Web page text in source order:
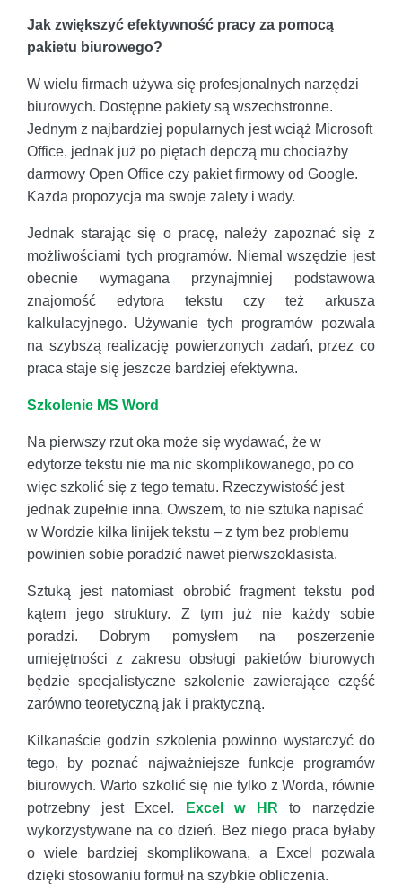
Jak zwiększyć efektywność pracy za pomocą
pakietu biurowego?
W wielu firmach używa się profesjonalnych narzędzi
biurowych. Dostępne pakiety są wszechstronne.
Jednym z najbardziej popularnych jest wciąż Microsoft
Office, jednak już po piętach depczą mu chociażby
darmowy Open Office czy pakiet firmowy od Google.
Każda propozycja ma swoje zalety i wady.
Jednak starając się o pracę, należy zapoznać się z
możliwościami tych programów. Niemal wszędzie jest
obecnie wymagana przynajmniej podstawowa
znajomość edytora tekstu czy też arkusza
kalkulacyjnego. Używanie tych programów pozwala
na szybszą realizację powierzonych zadań, przez co
praca staje się jeszcze bardziej efektywna.
Szkolenie MS Word
Na pierwszy rzut oka może się wydawać, że w
edytorze tekstu nie ma nic skomplikowanego, po co
więc szkolić się z tego tematu. Rzeczywistość jest
jednak zupełnie inna. Owszem, to nie sztuka napisać
w Wordzie kilka linijek tekstu – z tym bez problemu
powinien sobie poradzić nawet pierwszoklasista.
Sztuką jest natomiast obrobić fragment tekstu pod
kątem jego struktury. Z tym już nie każdy sobie
poradzi. Dobrym pomysłem na poszerzenie
umiejętności z zakresu obsługi pakietów biurowych
będzie specjalistyczne szkolenie zawierające część
zarówno teoretyczną jak i praktyczną.
Kilkanaście godzin szkolenia powinno wystarczyć do
tego, by poznać najważniejsze funkcje programów
biurowych. Warto szkolić się nie tylko z Worda, równie
potrzebny jest Excel.
Excel w HR to narzędzie
wykorzystywane na co dzień. Bez niego praca byłaby
o wiele bardziej skomplikowana, a Excel pozwala
dzięki stosowaniu formuł na szybkie obliczenia.